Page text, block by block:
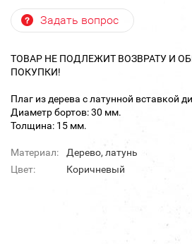
Задать вопрос
ТОВАР НЕ ПОДЛЕЖИТ ВОЗВРАТУ И
ПОКУПКИ!
Плаг из дерева с латунной вставкой
Диаметр бортов: 30 мм.
Толщина: 15 мм.
Материал:
Дерево, латунь
Цвет:
Коричневый